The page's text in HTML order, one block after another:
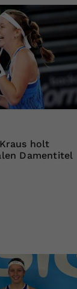
holt
Damentitel